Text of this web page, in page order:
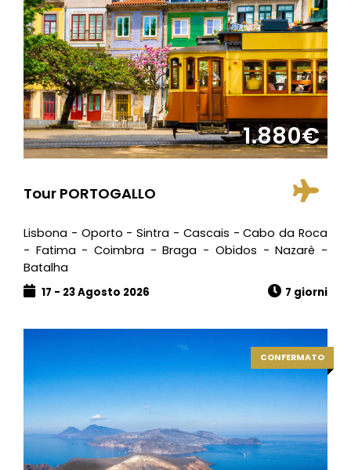
1.880€
Tour PORTOGALLO
Lisbona - Oporto - Sintra - Cascais - Cabo da Roca
- Fatima - Coimbra - Braga - Obidos - Nazarè -
Batalha
17 - 23 Agosto 2026 7 giorni
CONFERMATO